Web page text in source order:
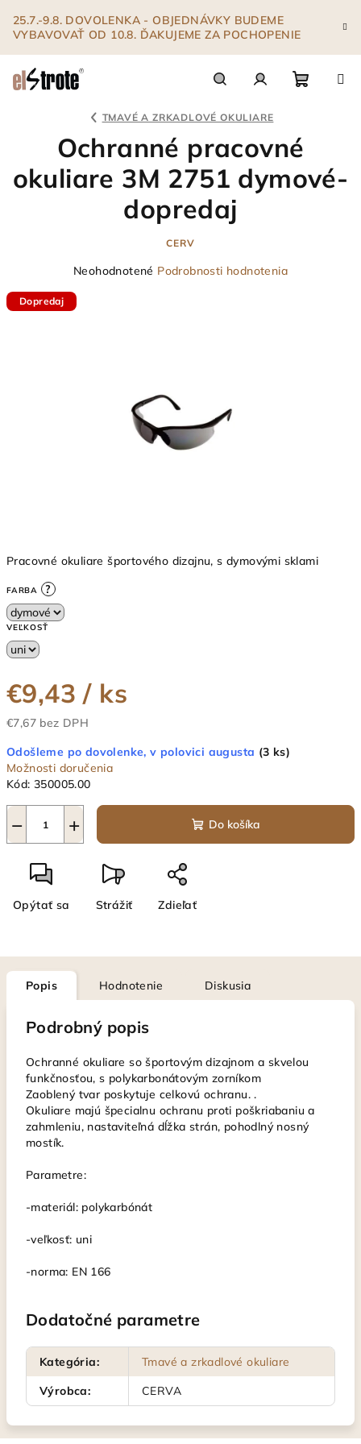
obsah
25.7.-9.8. DOVOLENKA - OBJEDNÁVKY BUDEME
VYBAVOVAŤ OD 10.8. ĎAKUJEME ZA POCHOPENIE
košík
TMAVÉ A ZRKADLOVÉ OKULIARE
Pracovné okuliare športového dizajnu, s dymovými sklami
FARBA ?
VEĽKOSŤ
€9,43/ ks
€7,67 bez DPH
cena:
Odošleme po dovolenke, v polovici augusta (3 ks)
Možnosti doručenia
Kód: 350005.00
+
− Do košíka
Opýtať sa Strážiť Zdieľať
Ochranné pracovné
okuliare 3M 2751 dymové-
dopredaj
CERV
Priemerné
produktu
Neohodnotené Podrobnosti hodnotenia
Dopredaj
Popis Hodnotenie Diskusia
Podrobný popis
Ochranné okuliare so športovým dizajnom a skvelou
funkčnosťou, s polykarbonátovým zorníkom
Zaoblený tvar poskytuje celkovú ochranu. .
Okuliare majú špecialnu ochranu proti poškriabaniu a
zahmleniu, nastaviteľná dĺžka strán, pohodlný nosný
mostík.
Parametre:
-materiál: polykarbónát
-veľkosť: uni
-norma: EN 166
Dodatočné parametre
Kategória:
Tmavé a zrkadlové okuliare
Výrobca: CERVA